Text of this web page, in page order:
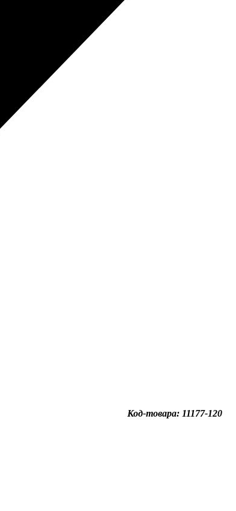
Код-товара: 11177-120